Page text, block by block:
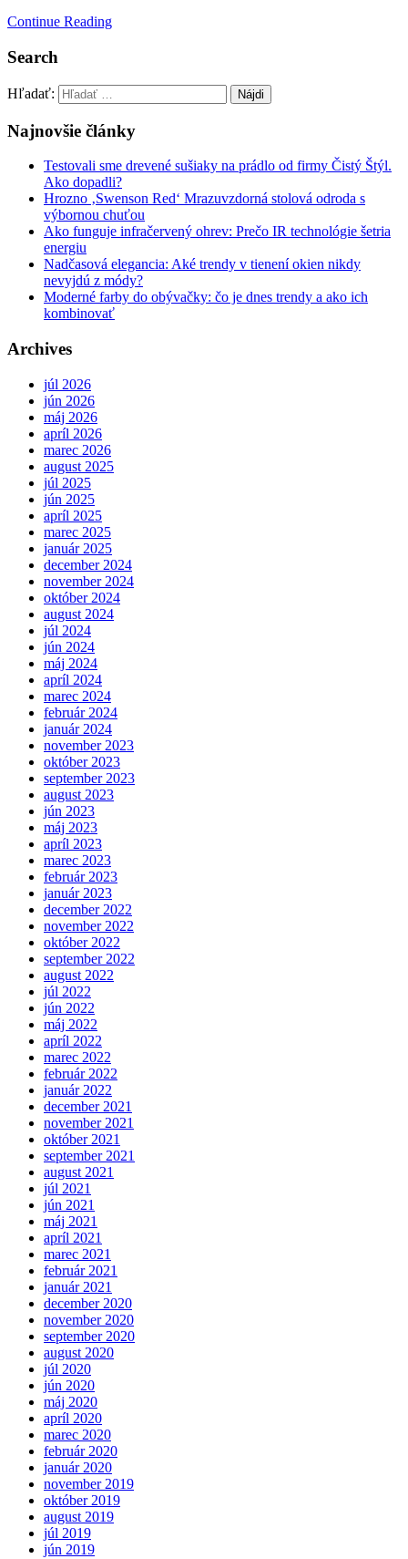
Continue Reading
Search
Hľadať:
Najnovšie články
Testovali sme drevené sušiaky na prádlo od firmy Čistý Štýl.
Ako dopadli?
Hrozno ‚Swenson Red‘ Mrazuvzdorná stolová odroda s
výbornou chuťou
Ako funguje infračervený ohrev: Prečo IR technológie šetria
energiu
Nadčasová elegancia: Aké trendy v tienení okien nikdy
nevyjdú z módy?
Moderné farby do obývačky: čo je dnes trendy a ako ich
kombinovať
Archives
júl 2026
jún 2026
máj 2026
apríl 2026
marec 2026
august 2025
júl 2025
jún 2025
apríl 2025
marec 2025
január 2025
december 2024
november 2024
október 2024
august 2024
júl 2024
jún 2024
máj 2024
apríl 2024
marec 2024
február 2024
január 2024
november 2023
október 2023
september 2023
august 2023
jún 2023
máj 2023
apríl 2023
marec 2023
február 2023
január 2023
december 2022
november 2022
október 2022
september 2022
august 2022
júl 2022
jún 2022
máj 2022
apríl 2022
marec 2022
február 2022
január 2022
december 2021
november 2021
október 2021
september 2021
august 2021
júl 2021
jún 2021
máj 2021
apríl 2021
marec 2021
február 2021
január 2021
december 2020
november 2020
september 2020
august 2020
júl 2020
jún 2020
máj 2020
apríl 2020
marec 2020
február 2020
január 2020
november 2019
október 2019
august 2019
júl 2019
jún 2019